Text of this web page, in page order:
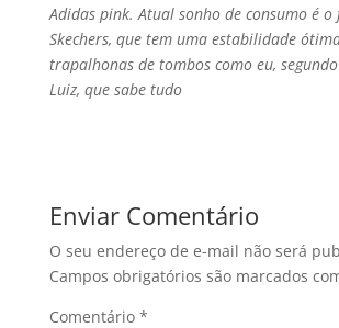
Adidas pink. Atual sonho de consumo é o
Skechers, que tem uma estabilidade
trapalhonas de tombos como eu,
Luiz, que sabe tudo
Enviar Comentário
O seu endereço de e-mail não será
Campos obrigatórios são marcados
Comentário *